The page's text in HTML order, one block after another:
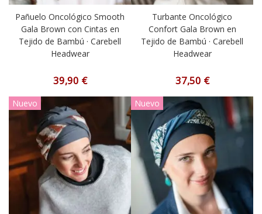
Pañuelo Oncológico Smooth
Gala Brown con Cintas en
Tejido de Bambú · Carebell
Headwear
39,90 €
Turbante Oncológico
Confort Gala Brown en
Tejido de Bambú · Carebell
Headwear
37,50 €
Nuevo Nuevo